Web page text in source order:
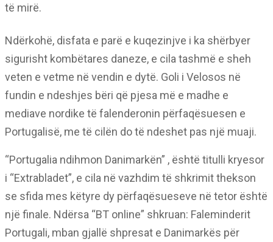
të mirë.
Ndërkohë, disfata e parë e kuqezinjve i ka shërbyer
sigurisht kombëtares daneze, e cila tashmë e sheh
veten e vetme në vendin e dytë. Goli i Velosos në
fundin e ndeshjes bëri që pjesa më e madhe e
mediave nordike të falenderonin përfaqësuesen e
Portugalisë, me të cilën do të ndeshet pas një muaji.
“Portugalia ndihmon Danimarkën” , është titulli kryesor
i “Extrabladet”, e cila në vazhdim të shkrimit thekson
se sfida mes këtyre dy përfaqësueseve në tetor është
një finale. Ndërsa “BT online” shkruan: Faleminderit
Portugali, mban gjallë shpresat e Danimarkës për